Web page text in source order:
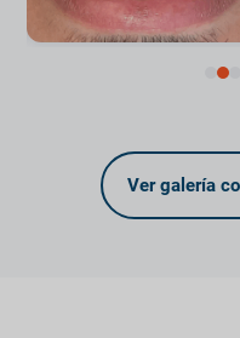
Ver galería